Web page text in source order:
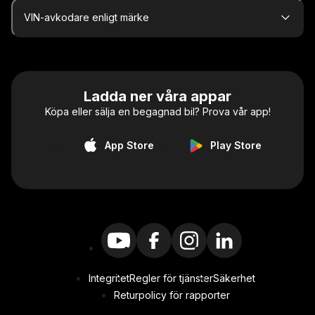
VIN-avkodare enligt märke
Ladda ner våra appar
Köpa eller sälja en begagnad bil? Prova vår app!
App Store Play Store
IntegritetRegler för tjänsterSäkerhet
Returpolicy för rapporter